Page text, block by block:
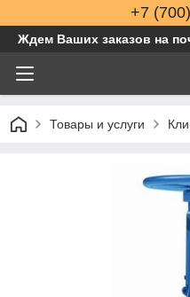
+7
Ждем Ваших заказов на
Товары и услуги